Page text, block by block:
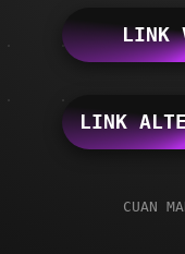
LINK
LINK
CUAN